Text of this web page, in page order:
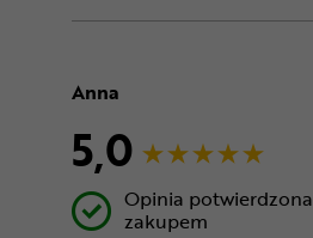
Anna
5,0
Opinia potwierdzona
zakupem